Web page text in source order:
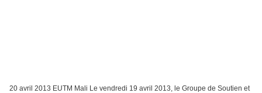
20 avril 2013 EUTM Mali Le vendredi 19 avril 2013, le Groupe de Soutien et